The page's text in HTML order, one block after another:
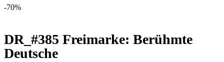
-70%
DR_#385 Freimarke: Berühmte
Deutsche